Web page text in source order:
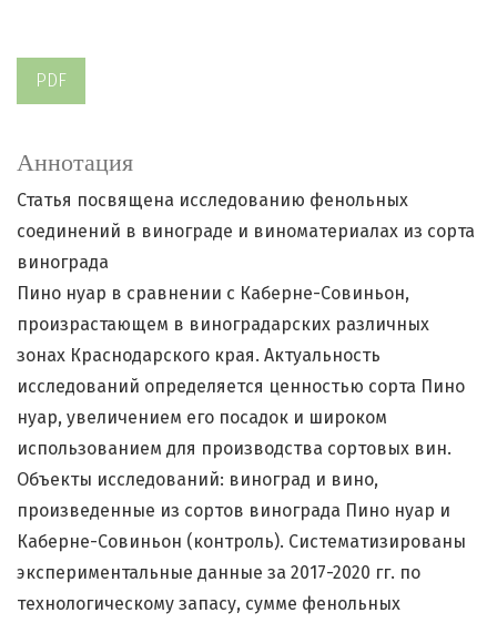
PDF
Аннотация
Статья посвящена исследованию фенольных
соединений в винограде и виноматериалах из сорта
винограда
Пино нуар в сравнении с Каберне-Совиньон,
произрастающем в виноградарских различных
зонах Краснодарского края. Актуальность
исследований определяется ценностью сорта Пино
нуар, увеличением его посадок и широком
использованием для производства сортовых вин.
Объекты исследований: виноград и вино,
произведенные из сортов винограда Пино нуар и
Каберне-Совиньон (контроль). Систематизированы
экспериментальные данные за 2017-2020 гг. по
технологическому запасу, сумме фенольных